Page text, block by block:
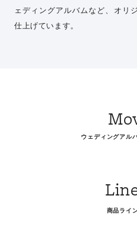
ェディングアルバムなど、オリ
仕上げています。
ウェディングアル
商品ライ